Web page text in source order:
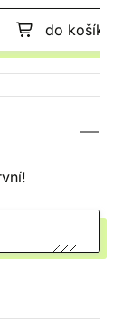
do košíku